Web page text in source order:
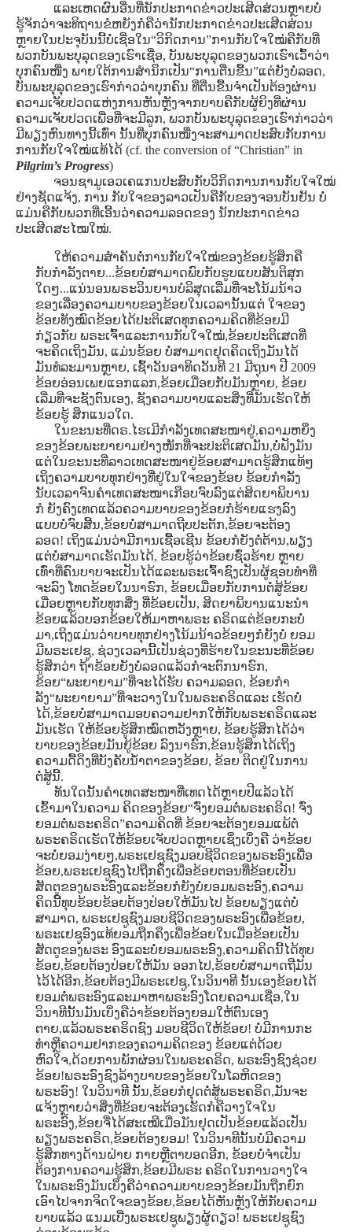
ແລະເຫດຜົນອື່ນທີ່ນັກປະກາດຂ່າວປະເສີດສ່ວນຫຼາຍບໍ່
ຮູ້ຈັກວ່າຈະທິຖານຂໍຫຍັງກໍຄືວ່ານັກປະກາດຂ່າວປະເສີດສ່ວນ
ຫຼາຍໃນປະຈຸບັນນີ້ບໍ່ເຊື່ອໃນ“ວິກິດການ”ການກັບໃຈໃໝ່ຄືກັບທີ່
ພວກບັນພະບຸລຸດຂອງເຮົາເຊື່ອ, ບັນພະບຸລຸດຂອງພວກເຮົາເວົ້າວ່າ
ບຸກຄົນໜື່ງ ພາຍໃຕ້ການສໍານຶກເປັນ“ການຕື່ນຂື້ນ”ແຕ່ຍັງບໍ່ລອດ,
ບັນພະບຸລຸດຂອງເຮົາກ່າວວ່າບຸກຄົນ ທີ່ຕື່ນຂື້ນຈໍາເປັນຕ້ອງຜ່ານ
ຄວາມເຈັບປວດແຫ່ງການຫັນຫຼັງຈາກບາບຄືກັບຜູ້ຍິງທີ່ຜ່ານ
ຄວາມເຈັບປວດເພື່ອທີ່ຈະມີລູກ, ພວກບັນພະບຸລຸດຂອງເຮົາກ່າວວ່າ
ມີພຽງຫົນທາງນີ້ເທົ່າ ນັ້ນທີ່ບຸກຄົນໜື່ງຈະສາມາດປະສົບກັບການ
ການກັບໃຈໃໝ່ແທ້ໄດ້ (cf. the conversion of “Christian” in
Pilgrim’s Progress)
ຈອນຊາມູເອວເຄແກນປະສົບກັບວິກິດການການກັບໃຈໃໝ່
ຢ່າງຊັດແຈ້ງ, ການ ກັບໃຈຂອງລາວເປັນຄືກັບຂອງຈອນບັນຢັນ ບໍ່
ແມ່ນຄືກັບພວກທີ່ເອີ້ນວ່າຄວາມລອດຂອງ ນັກປະກາດຂ່າວ
ປະເສີດສະໄໝໃໝ່.
ໃຫ້ຄວາມສໍາຄັນຕໍ່ການກັບໃຈໃໝ່ຂອງຂ້ອຍຮູ້ສຶກຄື
ກັບກໍາລັງຕາຍ...ຂ້ອຍບໍ່ສາມາດພົບກັບຮູບແບບສັນຕິສຸກ
ໃດໆ...ແນ່ນອນພຣະວິນຍານບໍລິສຸດເລີ່ມທີ່ຈະໂນ້ມນ້າວ
ຂອງເລື່ອງຄວາມບາບຂອງຂ້ອຍໃນເວລານັ້ນແຕ່ ໃຈຂອງ
ຂ້ອຍທັງໝົດຂ້ອຍໄດ້ປະຕິເສດທຸກຄວາມຄິດທີ່ຂ້ອຍມີ
ກ່ຽວກັບ ພຣະເຈົ້າແລະການກັບໃຈໃໝ່,ຂ້ອຍປະຕິເສດທີ່
ຈະຄິດເຖິງມັນ, ແມ່ນຂ້ອຍ ບໍ່ສາມາດຢຸດຄິດເຖິງມັນໄດ້
ມັນທໍລະມານຫຼາຍ, ເຊົ້າວັນອາທິດວັນທີ 21 ມີຖຸນາ ປີ 2009
ຂ້ອຍອ່ອນເພຍແອກແລກ,ຂ້ອຍເມື່ອຍກັບມັນຫຼາຍ, ຂ້ອຍ
ເລີ່ມທີ່ຈະຊັງຕົນເອງ, ຊັງຄວາມບາບແລະສິ່ງທີ່ມັນເຮັດໃຫ້
ຂ້ອຍຮູ້ ສຶກແນວໃດ.
ໃນຂະນະທີ່ດຣ.ໄຮເມີກໍາລັງເທດສະໜາຢູ່,ຄວາມຫຍິ່ງ
ຂອງຂ້ອຍພະຍາຍາມຢ່າງໜັກທີ່ຈະປະຕິເສດມັນ,ບໍ່ຟັງມັນ
ແຕ່ໃນຂະນະທີ່ລາວເທດສະໜາຢູ່ຂ້ອຍສາມາດຮູ້ສຶກແທ້ໆ
ເຖິງຄວາມບາບທຸກຢ່າງທີ່ຢູ່ໃນໃຈຂອງຂ້ອຍ ຂ້ອຍກໍາລັງ
ນັບເວລາຈົນຄໍາເທດສະໜາເກືອບຈົບລົງແຕ່ສິດຍາພິບານ
ກໍ ຍັງຄົງເທດແລ້ວຄວາມບາບຂອງຂ້ອຍກໍຮ້າຍແຮງລົງ
ແບບບໍ່ຈົບສີ້ນ,ຂ້ອຍບໍ່ສາມາດຖີບປະຕັກ,ຂ້ອຍຈະຕ້ອງ
ລອດ! ເຖິງແມ່ນວ່າມີການເຊື້ອເຊີນ ຂ້ອຍກໍຍັງຕໍ່ຕ້ານ,ພຽງ
ແຕ່ບໍ່ສາມາດເຮັດມັນໄດ້, ຂ້ອຍຮູ້ວ່າຂ້ອຍຊົ່ວຮ້າຍ ຫຼາຍ
ເທົ່າທີ່ຄົນບາບຈະເປັນໄດ້ແລະພຣະເຈົ້າຊົງເປັນຜູ້ຊອບທໍາທີ່
ຈະລົງ ໂທດຂ້ອຍໃນນາຮົກ, ຂ້ອຍເມື່ອຍກັບການຕໍ່ສູ້ຂ້ອຍ
ເມື່ອຍຫຼາຍກັບທຸກສິ່ງ ທີ່ຂ້ອຍເປັນ, ສິດຍາພິບານແນະນໍາ
ຂ້ອຍແລ້ວບອກຂ້ອຍໃຫ້ມາຫາພຣະ ຄຣິດແຕ່ຂ້ອຍກະບໍ່
ມາ,ເຖິງແມ່ນວ່າບາບທຸກຢ່າງໂນ້ມນ້າວຂ້ອຍໆກໍຍັງບໍ່ ຍອມ
ມີພຣະເຢຊູ, ຊ່ວງເວລານີ້ເປັນຊ່ວງທີ່ຮ້າຍໃນຂະນະທີ່ຂ້ອຍ
ຮູ້ສຶກວ່າ ຖ້າຂ້ອຍຍັງບໍ່ລອດແລ້ວກໍຈະຕົກນາຮົກ,
ຂ້ອຍ“ພະຍາຍາມ”ທີ່ຈະໄດ້ຮັບ ຄວາມລອດ, ຂ້ອຍກໍາ
ລັງ“ພະຍາຍາມ”ທີ່ຈະວາງໃນໃນພຣະຄຣິດແລະ ເຮັດບໍ່
ໄດ້,ຂ້ອຍບໍ່ສາມາດມອບຄວາມຢາກໃຫ້ກັບພຣະຄຣິດແລະ
ມັນເຮັດ ໃຫ້ຂ້ອຍຮູ້ສຶກໝົດຫວັງຫຼາຍ, ຂ້ອຍຮູ້ສຶກໄດ້ວ່າ
ບາບຂອງຂ້ອຍມັນຍູ້ຂ້ອຍ ລົງນາຮົກ,ຂ້ອນຮູ້ສຶກໄດ້ເຖິງ
ຄວາມດື້ດຶງທີ່ບັງຄັບນໍ້າຕາຂອງຂ້ອຍ, ຂ້ອຍ ຕິດຢູ່ໃນການ
ຕໍ່ສູ້ນີ້.
ທັນໃດນັ້ນຄໍາເທດສະໜາທີ່ເທດໄດ້ຫຼາຍປີແລ້ວໄດ້
ເຂົ້າມາໃນຄວາມ ຄິດຂອງຂ້ອຍ“ຈົ່ງຍອມຕໍ່ພຣະຄຣິດ! ຈົ່ງ
ຍອມຕໍ່ພຣະຄຣິດ”ຄວາມຄິດທີ່ ຂ້ອຍຈະຕ້ອງຍອມແພ້ຕໍ່
ພຣະຄຣິດເຮັດໃຫ້ຂ້ອຍເຈັບປວດຫຼາຍເຊິ່ງເບິ່ງຄື ວ່າຂ້ອຍ
ຈະບໍ່ຍອມງ່າຍໆ,ພຣະເຢຊູຊົງມອບຊີວິດຂອງພຣະອົງເພື່ອ
ຂ້ອຍ,ພຣະເຢຊູຊົງໄປຖືກຄຶງເພື່ອຂ້ອຍຕອນທີ່ຂ້ອຍເປັນ
ສັດຕູຂອງພຣະອົງແລະຂ້ອຍກໍຍັງບໍ່ຍອມພຣະອົງ,ຄວາມ
ຄິດນີ້ທຸບຂ້ອຍຂ້ອຍຕ້ອງປ່ອຍໃຫ້ມັນໄປ ຂ້ອຍພຽງແຕ່ບໍ່
ສາມາດ, ພຣະເຢຊູຊົງມອບຊີວິດຂອງພຣະອົງເພື່ອຂ້ອຍ,
ພຣະເຢຊູອົງແທ້ຍອມຖືກຄຶງເພື່ອຂ້ອຍໃນເມື່ອຂ້ອຍເປັນ
ສັດຕູຂອງພຣະ ອົງແລະບໍ່ຍອມພຣະອົງ,ຄວາມຄິດນີ້ໄດ້ທຸບ
ຂ້ອຍ,ຂ້ອຍຕ້ອງປ່ອຍໃຫ້ມັນ ອອກໄປ,ຂ້ອຍບໍ່ສາມາດຖືມັນ
ໄວ້ໄດ້ອີກ,ຂ້ອຍຕ້ອງມີພຣະເຢຊູ,ໃນວິນາທີ ນັ້ນເອງຂ້ອຍໄດ້
ຍອມຕໍ່ພຣະອົງແລະມາຫາພຣະອົງໂດຍຄວາມເຊື່ອ,ໃນ
ວິນາທີນັ້ນມັນເບິ່ງຄືວ່າຂ້ອຍຕ້ອງຍອມໃຫ້ຕົນເອງ
ຕາຍ,ແລ້ວພຣະຄຣິດຊົງ ມອບຊີວິດໃຫ້ຂ້ອຍ! ບໍ່ມີການກະ
ທໍາຫຼືຄວາມຢາກຂອງຄວາມຄິດຂອງ ຂ້ອຍແຕ່ດ້ວຍ
ຫົວໃຈ,ດ້ວຍການພັກຜ່ອນໃນພຣະຄຣິດ, ພຣະອົງຊົງຊ່ວຍ
ຂ້ອຍ!ພຣະອົງຊົງລ້າງບາບຂອງຂ້ອຍໃນໂລຫິດຂອງ
ພຣະອົງ! ໃນວິນາທີ ນັ້ນ,ຂ້ອຍກໍຢຸດຕໍ່ສູ້ພຣະຄຣິດ,ມັນຈະ
ແຈ້ງຫຼາຍວ່າສິ່ງທີ່ຂ້ອຍຈະຕ້ອງເຮັດກໍຄືວາງໃຈໃນ
ພຣະອົງ,ຂ້ອຍຈື່ໄດ້ສະເໝີເມື່ອມັນຢຸດເປັນຂ້ອຍແລ້ວເປັນ
ພຽງພຣະຄຣິດ,ຂ້ອຍຕ້ອງຍອມ! ໃນວິນາທີນັ້ນບໍ່ມີຄວາມ
ຮູ້ສຶກທາງດ້ານຝ່າຍ ກາຍຫຼືຕາບອດອີກ, ຂ້ອຍບໍ່ຈໍາເປັນ
ຕ້ອງການຄວາມຮູ້ສຶກ,ຂ້ອຍມີພຣະ ຄຣິດໃນການວາງໃຈ
ໃນພຣະອົງມັນເບິ່ງຄືວ່າຄວາມບາບຂອງຂ້ອຍມັນຖືກຍົກ
ເອົາໄປຈາກຈິດໃຈຂອງຂ້ອຍ,ຂ້ອຍໄດ້ຫັນຫຼັງໃຫ້ກັບຄວາມ
ບາບແລ້ວ ແນມເບີ່ງພຣະເຢຊູພຽງຜູ້ດຽວ! ພຣະເຢຊູຊົງ